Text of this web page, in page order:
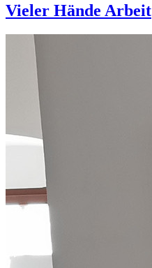
Vieler Hände Arbeit